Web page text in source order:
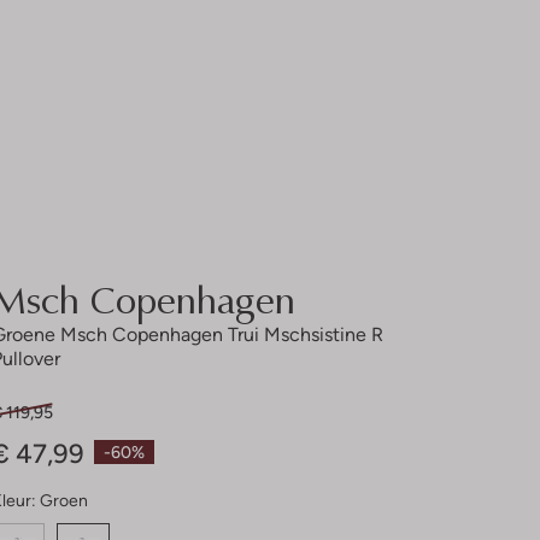
Copenhagen
Msch Copenhagen Trui Mschsistine R
-60%
119,95
47,99
Groen